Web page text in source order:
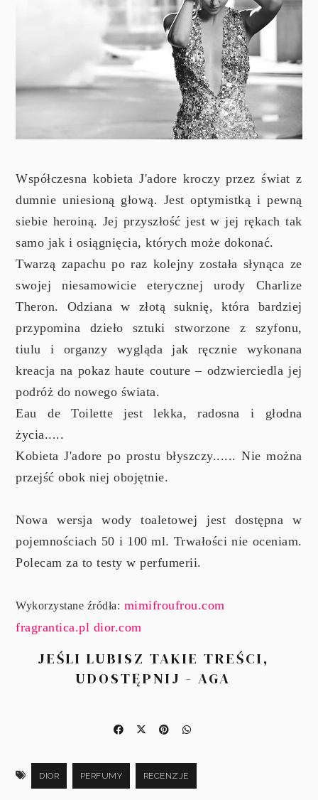
Współczesna kobieta J'adore kroczy przez świat z
dumnie uniesioną głową. Jest optymistką i pewną
siebie heroiną. Jej przyszłość jest w jej rękach tak
samo jak i osiągnięcia, których może dokonać.
Twarzą zapachu po raz kolejny została słynąca ze
swojej niesamowicie eterycznej urody Charlize
Theron. Odziana w złotą suknię, która bardziej
przypomina dzieło sztuki stworzone z szyfonu,
tiulu i organzy wygląda jak ręcznie wykonana
kreacja na pokaz haute couture – odzwierciedla jej
podróż do nowego świata.
Eau de Toilette jest lekka, radosna i głodna
życia.....
Kobieta J'adore po prostu błyszczy...... Nie można
przejść obok niej obojętnie.
Nowa wersja wody toaletowej jest dostępna w
pojemnościach 50 i 100 ml. Trwałości nie oceniam.
Polecam za to testy w perfumerii.
Wykorzystane źródła: mimifroufrou.com
fragrantica.pl dior.com
JEŚLI LUBISZ TAKIE TREŚCI,
UDOSTĘPNIJ - AGA
DIOR PERFUMY RECENZJE